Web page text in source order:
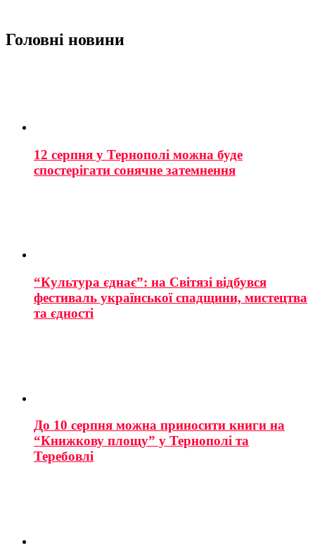
Головні новини
12 серпня у Тернополі можна буде
спостерігати сонячне затемнення
“Культура єднає”: на Світязі відбувся
фестиваль української спадщини, мистецтва
та єдності
До 10 серпня можна приносити книги на
“Книжкову площу” у Тернополі та
Теребовлі